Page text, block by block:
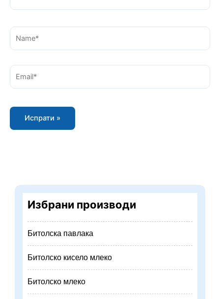
Name*
Email*
Избрани производи
Битолска павлака
Битолско кисело млеко
Битолско млеко